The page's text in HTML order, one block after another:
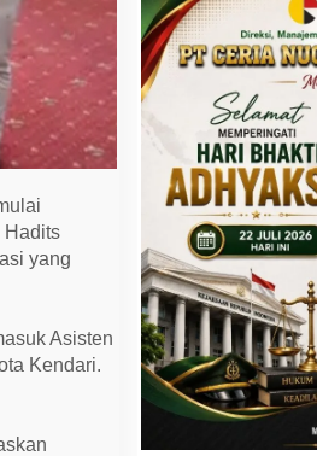
Hadits
yang
Asisten
Kendari.